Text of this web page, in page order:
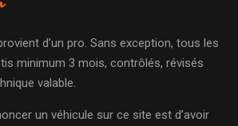
d’un pro. Sans exception, tous les
minimum 3 mois, contrôlés, révisés
valable.
un véhicule sur ce site est d’avoir